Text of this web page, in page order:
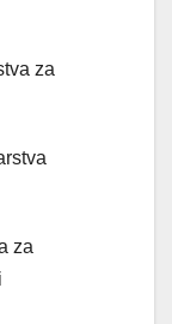
za
za